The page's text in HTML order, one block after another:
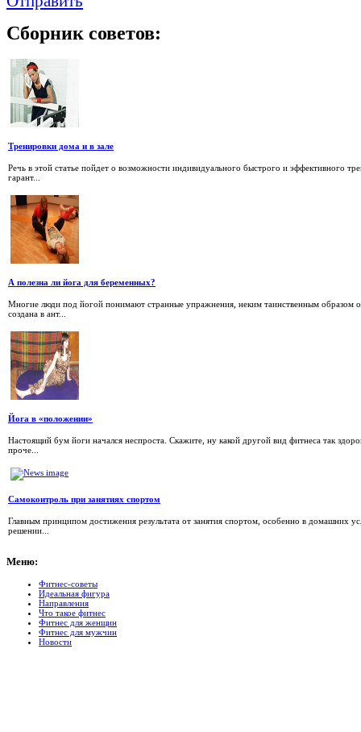
Сборник советов:
Тренировки дома и в зале
Речь в этой статье пойдет о возможности индивидуального быстрого и эффективного
гарант...
А полезна ли йога для беременных?
Многие люди под йогой понимают странные упражнения, неким таинственным
создана в ант...
Йога в «положении»
Настоящий бум йоги начался неспроста. Скажите, ну какой другой вид фитнеса так
проче...
Самоконтроль при занятиях спортом
Главным принципом достижения результата от занятия спортом, особенно в домашних
решении...
Меню:
Фитнес-советы
Идеальная фигура
Направления
Что такое фитнес
Фитнес для женщин
Фитнес для мужчин
Новости